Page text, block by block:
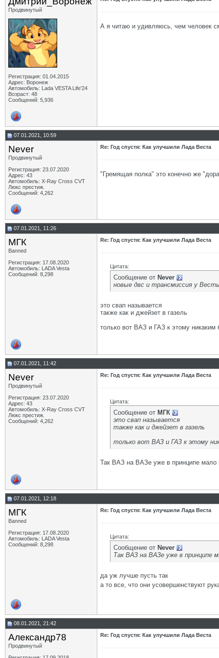
Продвинутый
Регистрация: 01.04.2015
Адрес: Воронеж
Автомобиль: Lada VESTA Life'24
Возраст: 48
Сообщений: 5,936
А я читаю и удивляюсь, чем человек
07.01.2021, 10:59
Never
Продвинутый
Регистрация: 23.07.2020
Адрес: 43
Автомобиль: X-Ray Cross CVT
Люкс престиж.
Сообщений: 4,262
Re: Год спустя: Как улучшили Лада Веста
"Гремящая полка" это конечно же
07.01.2021, 11:26
МГК
Banned
Регистрация: 17.08.2020
Автомобиль: LADA Vesta
Сообщений: 8,298
Re: Год спустя: Как улучшили Лада Веста
Цитата:
Сообщение от Never
новые двс и трансмиссия у
это свап называется
также как и джейзет в газель
только вот ВАЗ и ГАЗ к этому
07.01.2021, 11:42
Never
Продвинутый
Регистрация: 23.07.2020
Адрес: 43
Автомобиль: X-Ray Cross CVT
Люкс престиж.
Сообщений: 4,262
Re: Год спустя: Как улучшили Лада Веста
Цитата:
Сообщение от МГК
это свап называется
также как и джейзет в газель
только вот ВАЗ и ГАЗ к этому
Так ВАЗ на ВАЗе уже в принципе мало
07.01.2021, 12:18
МГК
Banned
Регистрация: 17.08.2020
Автомобиль: LADA Vesta
Сообщений: 8,298
Re: Год спустя: Как улучшили Лада Веста
Цитата:
Сообщение от Never
Так ВАЗ на ВАЗе уже в принципе
да уж лучше пусть так
а то все, что они усовершенствуют
08.01.2021, 21:42
Александр78
Продвинутый
Re: Год спустя: Как улучшили Лада Веста